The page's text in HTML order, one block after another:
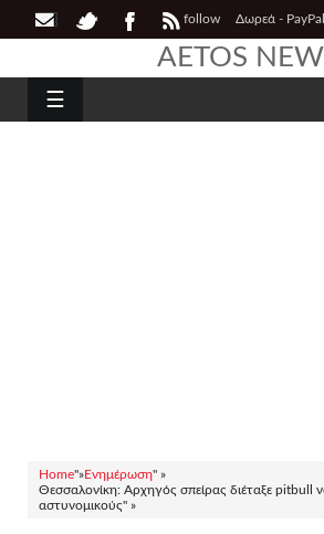
follow Δωρεά - PayPal
AETOS
☰
Home"»Ενημέρωση" »
Θεσσαλονίκη: Αρχηγός σπείρας διέταξε pitbull
αστυνομικούς" »